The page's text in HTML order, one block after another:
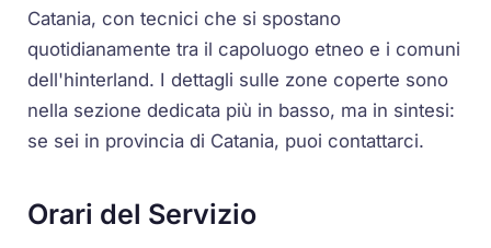
Catania, con tecnici che si spostano
quotidianamente tra il capoluogo etneo e i comuni
dell'hinterland. I dettagli sulle zone coperte sono
nella sezione dedicata più in basso, ma in sintesi:
se sei in provincia di Catania, puoi contattarci.
Orari del Servizio